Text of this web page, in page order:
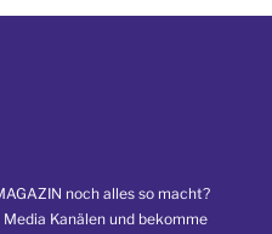
noch alles so macht?
Kanälen und bekomme